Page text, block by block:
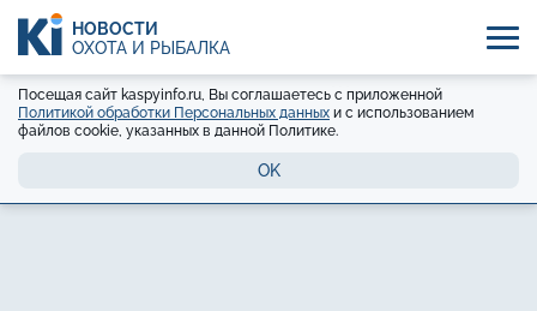
НОВОСТИ
ОХОТА И РЫБАЛКА
Посещая сайт kaspyinfo.ru, Вы соглашаетесь с приложенной
Политикой обработки Персональных данных и с использованием
файлов cookie, указанных в данной Политике.
OK